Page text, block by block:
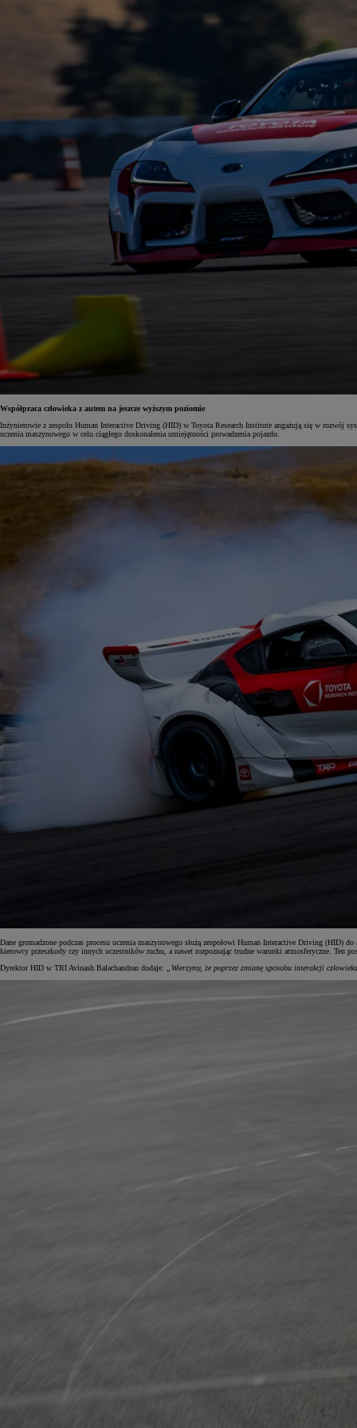
Współpraca człowieka z autem na jeszcze wyższym poziomie
Inżynierowie z zespołu Human Interactive Driving (HID) w Toyota Research Institute angażują się w rozwój
uczenia maszynowego w celu ciągłego doskonalenia umiejętności prowadzenia pojazdu.
Dane gromadzone podczas procesu uczenia maszynowego służą zespołowi Human Interactive Driving
kierowcy przeszkody czy innych uczestników ruchu, a nawet rozpoznając trudne warunki atmosferyczne. Ten
Dyrektor HID w TRI Avinash Balachandran dodaje:
„Wierzymy, że poprzez zmianę sposobu interakcji